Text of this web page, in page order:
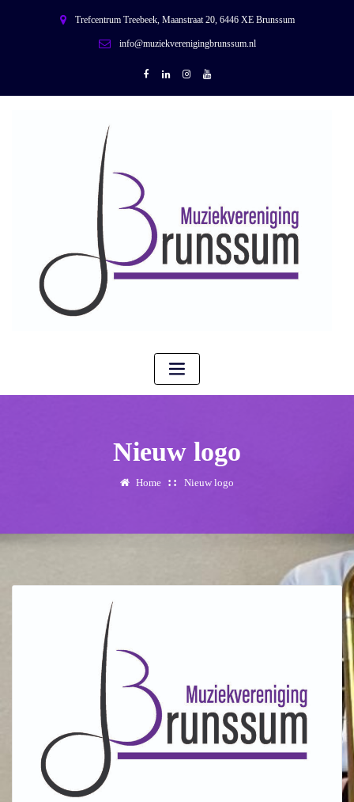
Trefcentrum Treebeek, Maanstraat 20, 6446 XE Brunssum
info@muziekverenigingbrunssum.nl
Nieuw logo
Home Nieuw logo